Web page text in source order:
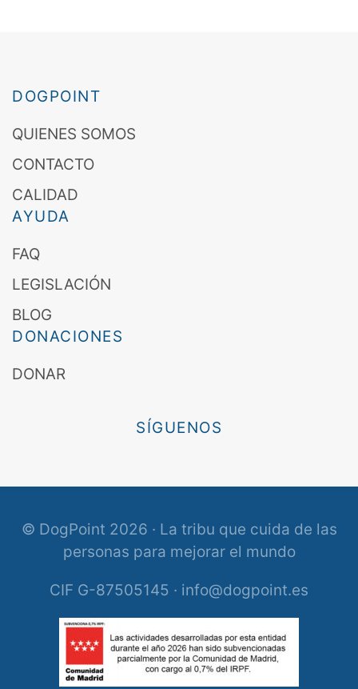
DOGPOINT
QUIENES SOMOS
CONTACTO
CALIDAD
AYUDA
FAQ
LEGISLACIÓN
BLOG
DONACIONES
DONAR
SÍGUENOS
© DogPoint 2026 · La tribu que cuida de las
personas para mejorar el mundo
CIF G-87505145 · info@dogpoint.es